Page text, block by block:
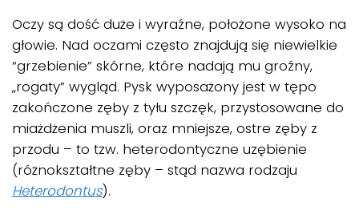
Oczy są dość duże i wyraźne, położone wysoko na
głowie. Nad oczami często znajdują się niewielkie
“grzebienie” skórne, które nadają mu groźny,
„rogaty” wygląd. Pysk wyposażony jest w tępo
zakończone zęby z tyłu szczęk, przystosowane do
miażdżenia muszli, oraz mniejsze, ostre zęby z
przodu – to tzw. heterodontyczne uzębienie
(różnokształtne zęby – stąd nazwa rodzaju
Heterodontus).